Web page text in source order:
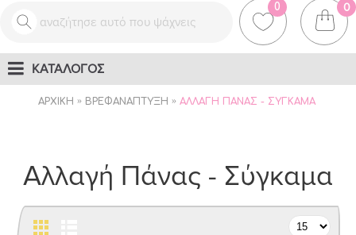
0 0
ΚΑΤΑΛΟΓΟΣ
ΑΡΧΙΚΉ ΒΡΕΦΑΝΆΠΤΥΞΗ ΑΛΛΑΓΉ ΠΆΝΑΣ - ΣΎΓΚΑΜΑ
Αλλαγή Πάνας - Σύγκαμα